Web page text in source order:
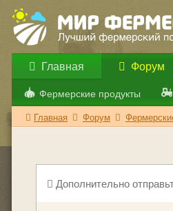
Главная Форум
Фермерские продукты
Главная Форум
Дополнительно